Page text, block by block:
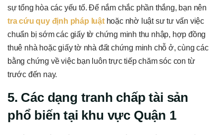
sự tổng hòa các yếu tố. Để nắm chắc phần thắng, bạn nên
tra cứu quy định pháp luậthoặc nhờ luật sư tư vấn việc
chuẩn bị sớm các giấy tờ chứng minh thu nhập, hợp đồng
thuê nhà hoặc giấy tờ nhà đất chứng minh chỗ ở, cùng các
bằng chứng về việc bạn luôn trực tiếp chăm sóc con từ
trước đến nay.
5. Các dạng tranh chấp tài sản
phổ biến tại khu vực Quận 1